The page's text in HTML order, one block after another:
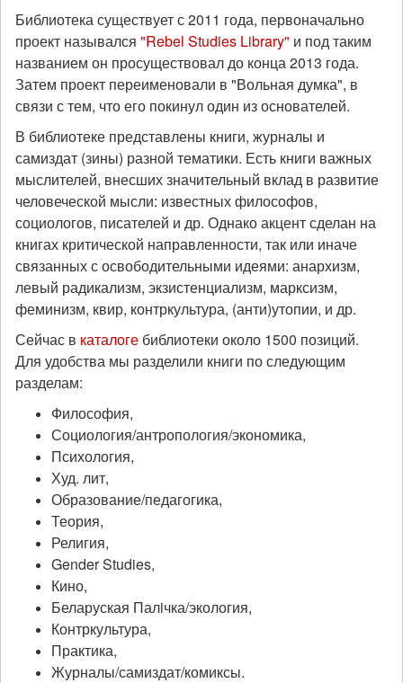
Библиотека существует с 2011 года, первоначально
проект назывался "Rebel Studies Library" и под таким
названием он просуществовал до конца 2013 года.
Затем проект переименовали в "Вольная думка", в
связи с тем, что его покинул один из основателей.
В библиотеке представлены книги, журналы и
самиздат (зины) разной тематики. Есть книги важных
мыслителей, внесших значительный вклад в развитие
человеческой мысли: известных философов,
социологов, писателей и др. Однако акцент сделан на
книгах критической направленности, так или иначе
связанных с освободительными идеями: анархизм,
левый радикализм, экзистенциализм, марксизм,
феминизм, квир, контркультура, (анти)утопии, и др.
Сейчас в каталоге библиотеки около 1500 позиций.
Для удобства мы разделили книги по следующим
разделам:
Философия,
Социология/антропология/экономика,
Психология,
Худ. лит,
Образование/педагогика,
Теория,
Религия,
Gender Studies,
Кино,
Беларуская Палiчка/экология,
Контркультура,
Практика,
Журналы/самиздат/комиксы.